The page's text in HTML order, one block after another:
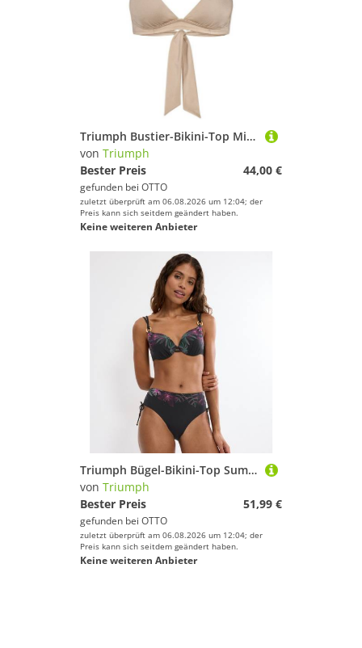
Triumph Bustier-Bikini-Top Midnight Swim
von Triumph
Bester Preis
44,00 €
gefunden bei OTTO
zuletzt überprüft am 06.08.2026 um 12:04; der
Preis kann sich seitdem geändert haben.
Keine weiteren Anbieter
Triumph Bügel-Bikini-Top Summer Tropics
von Triumph
Bester Preis
51,99 €
gefunden bei OTTO
zuletzt überprüft am 06.08.2026 um 12:04; der
Preis kann sich seitdem geändert haben.
Keine weiteren Anbieter